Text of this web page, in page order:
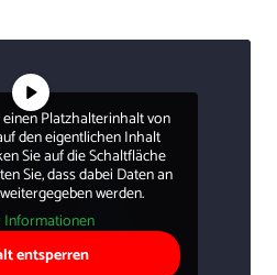
Platzhalterinhalt von
den eigentlichen Inhalt
Sie auf die Schaltfläche
Sie, dass dabei Daten an
werden.
Informationen
entsperren